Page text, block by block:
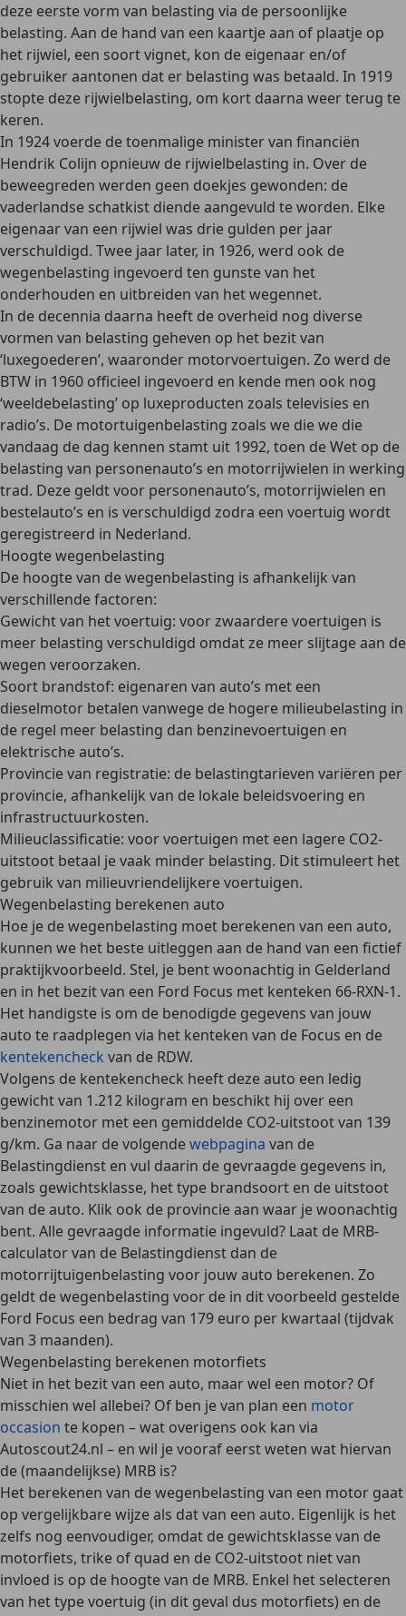
deze eerste vorm van belasting via de persoonlijke
belasting. Aan de hand van een kaartje aan of plaatje op
het rijwiel, een soort vignet, kon de eigenaar en/of
gebruiker aantonen dat er belasting was betaald. In 1919
stopte deze rijwielbelasting, om kort daarna weer terug te
keren.
In 1924 voerde de toenmalige minister van financiën
Hendrik Colijn opnieuw de rijwielbelasting in. Over de
beweegreden werden geen doekjes gewonden: de
vaderlandse schatkist diende aangevuld te worden. Elke
eigenaar van een rijwiel was drie gulden per jaar
verschuldigd. Twee jaar later, in 1926, werd ook de
wegenbelasting ingevoerd ten gunste van het
onderhouden en uitbreiden van het wegennet.
In de decennia daarna heeft de overheid nog diverse
vormen van belasting geheven op het bezit van
‘luxegoederen’, waaronder motorvoertuigen. Zo werd de
BTW in 1960 officieel ingevoerd en kende men ook nog
‘weeldebelasting’ op luxeproducten zoals televisies en
radio’s. De motortuigenbelasting zoals we die we die
vandaag de dag kennen stamt uit 1992, toen deWet op de
belasting van personenauto’s en motorrijwielen in werking
trad. Deze geldt voor personenauto’s, motorrijwielen en
bestelauto’s en is verschuldigd zodra een voertuig wordt
geregistreerd in Nederland.
Hoogte wegenbelasting
De hoogte van de wegenbelasting is afhankelijk van
verschillende factoren:
Gewicht van het voertuig: voor zwaardere voertuigen is
meer belasting verschuldigd omdat ze meer slijtage aan de
wegen veroorzaken.
Soort brandstof: eigenaren van auto’s met een
dieselmotor betalen vanwege de hogere milieubelasting in
de regel meer belasting dan benzinevoertuigen en
elektrische auto’s.
Provincie van registratie: de belastingtarieven variëren per
provincie, afhankelijk van de lokale beleidsvoering en
infrastructuurkosten.
Milieuclassificatie: voor voertuigen met een lagere CO2-
uitstoot betaal je vaak minder belasting. Dit stimuleert het
gebruik van milieuvriendelijkere voertuigen.
Wegenbelasting berekenen auto
Hoe je de wegenbelasting moet berekenen van een auto,
kunnen we het beste uitleggen aan de hand van een fictief
praktijkvoorbeeld. Stel, je bent woonachtig in Gelderland
en in het bezit van een Ford Focus met kenteken 66-RXN-1.
Het handigste is om de benodigde gegevens van jouw
auto te raadplegen via het kenteken van de Focus en de
kentekencheck van de RDW.
Volgens de kentekencheck heeft deze auto een ledig
gewicht van 1.212 kilogram en beschikt hij over een
benzinemotor met een gemiddelde CO2-uitstoot van 139
g/km. Ga naar de volgendewebpagina van de
Belastingdienst en vul daarin de gevraagde gegevens in,
zoals gewichtsklasse, het type brandsoort en de uitstoot
van de auto. Klik ook de provincie aan waar je woonachtig
bent. Alle gevraagde informatie ingevuld? Laat de MRB-
calculator van de Belastingdienst dan de
motorrijtuigenbelasting voor jouw auto berekenen. Zo
geldt de wegenbelasting voor de in dit voorbeeld gestelde
Ford Focus een bedrag van 179 euro per kwartaal (tijdvak
van 3 maanden).
Wegenbelasting berekenen motorfiets
Niet in het bezit van een auto, maar wel een motor? Of
misschien wel allebei? Of ben je van plan een motor
occasion te kopen – wat overigens ook kan via
Autoscout24.nl – en wil je vooraf eerst weten wat hiervan
de (maandelijkse) MRB is?
Het berekenen van de wegenbelasting van een motor gaat
op vergelijkbare wijzeals dat van een auto. Eigenlijk is het
zelfs nog eenvoudiger, omdat de gewichtsklasse van de
motorfiets, trike of quad en de CO2-uitstoot niet van
invloed is op de hoogte van de MRB. Enkel het selecteren
van het type voertuig (in dit geval dus motorfiets) en de